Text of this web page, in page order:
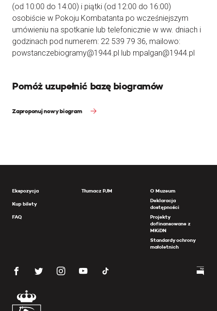
(od 10:00 do 14:00) i piątki (od 12:00 do 16:00)
osobiście w Pokoju Kombatanta po wcześniejszym
umówieniu na spotkanie lub telefonicznie w ww. dniach i
godzinach pod numerem: 22 539 79 36, mailowo:
powstanczebiogramy@1944.pl lub mpalgan@1944.pl
Pomóż uzupełnić bazę biogramów
Zaproponuj nowy biogram
Ekspozycja
Kup bilety
FAQ
Tłumacz PJM
O Muzeum
Deklaracja
dostępności
Projekty
dofinansowane z
MKiDN
Standardy ochrony
małoletnich